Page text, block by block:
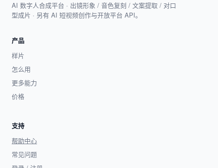
AI 数字人合成平台 · 出镜形象 / 音色复刻 / 文案提取 / 对口
型成片 · 另有 AI 短视频创作与开放平台 API。
产品
样片
怎么用
更多能力
价格
支持
帮助中心
常见问题